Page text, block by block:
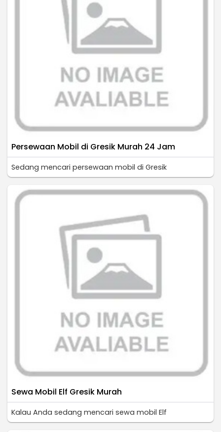
Persewaan Mobil di Gresik Murah 24 Jam
Sedang mencari persewaan mobil di Gresik
Sewa Mobil Elf Gresik Murah
Kalau Anda sedang mencari sewa mobil Elf